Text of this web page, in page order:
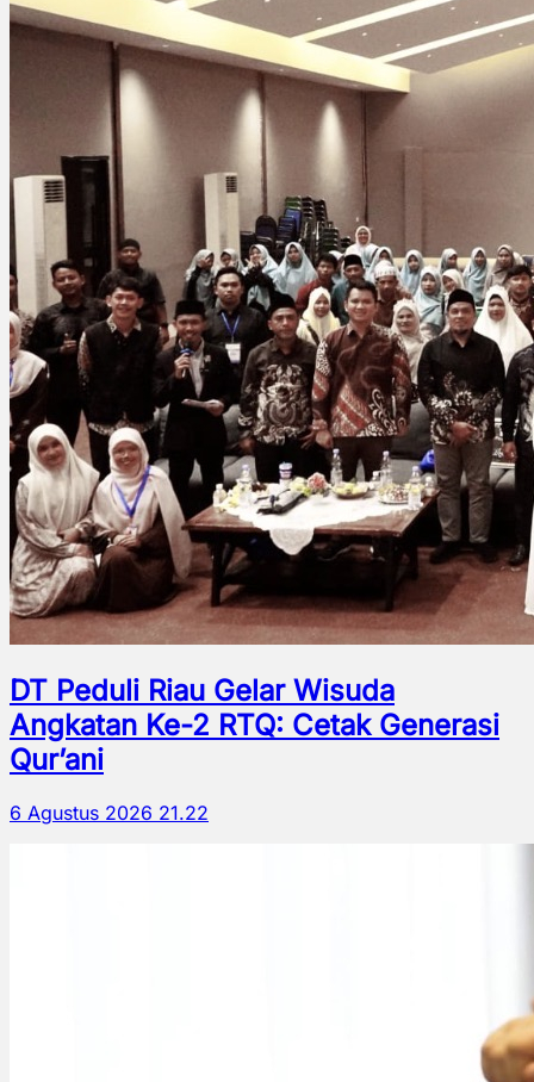
DT Peduli Riau Gelar Wisuda
Angkatan Ke-2 RTQ: Cetak Generasi
Qur’ani
6 Agustus 2026 21.22